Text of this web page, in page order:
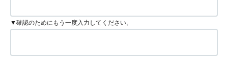
▼確認のためにもう一度入力してください。